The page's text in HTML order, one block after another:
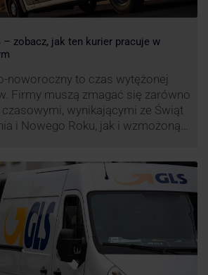
– zobacz, jak ten kurier pracuje w
noworoczny to czas wytężonej
Firmy muszą zmagać się zarówno
wynikającymi ze Świąt
i Nowego Roku, jak i wzmożoną
GLS na czas świąteczny!